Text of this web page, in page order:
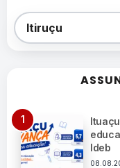
Categorias
Itiruçu
Ideb